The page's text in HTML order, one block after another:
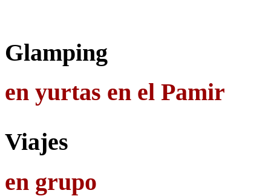
Glamping
en yurtas en el Pamir
Viajes
en grupo